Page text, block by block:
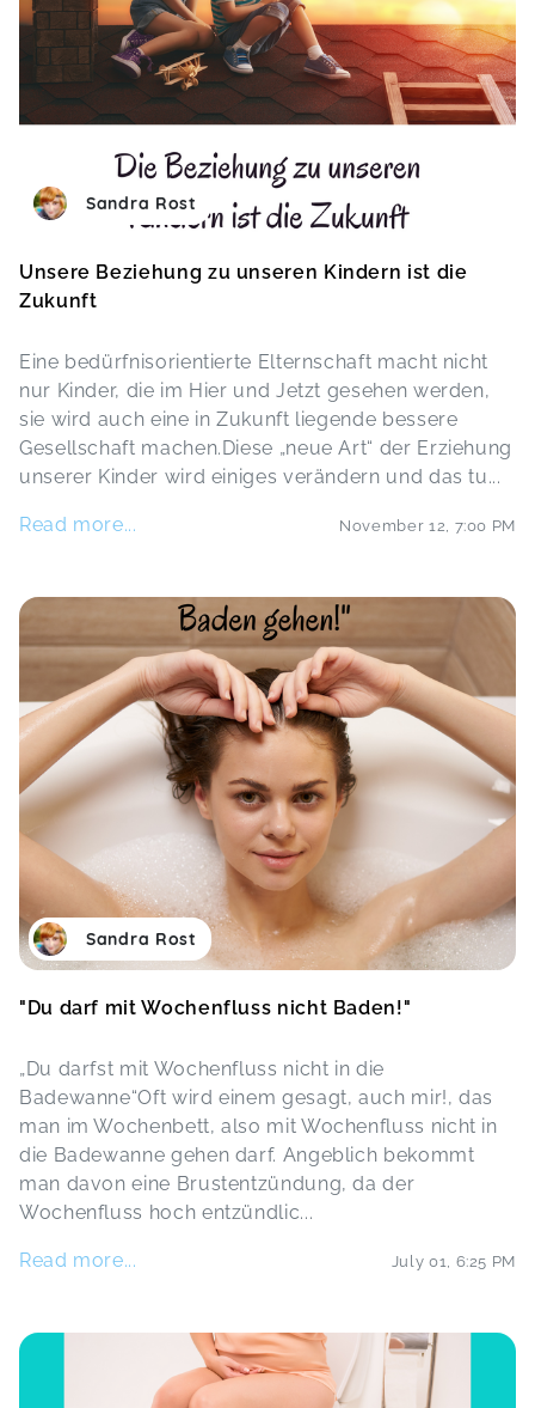
Sandra Rost
Unsere Beziehung zu unseren Kindern ist die
Zukunft
Eine bedürfnisorientierte Elternschaft macht nicht
nur Kinder, die im Hier und Jetzt gesehen werden,
sie wird auch eine in Zukunft liegende bessere
Gesellschaft machen.Diese „neue Art“ der Erziehung
unserer Kinder wird einiges verändern und das tu...
Read more... November 12 7:00 PM
Sandra Rost
"Du darf mit Wochenfluss nicht Baden!"
„Du darfst mit Wochenfluss nicht in die
Badewanne“Oft wird einem gesagt, auch mir!, das
man im Wochenbett, also mit Wochenfluss nicht in
die Badewanne gehen darf. Angeblich bekommt
man davon eine Brustentzündung, da der
Wochenfluss hoch entzündlic...
Read more... July 01 6:25 PM